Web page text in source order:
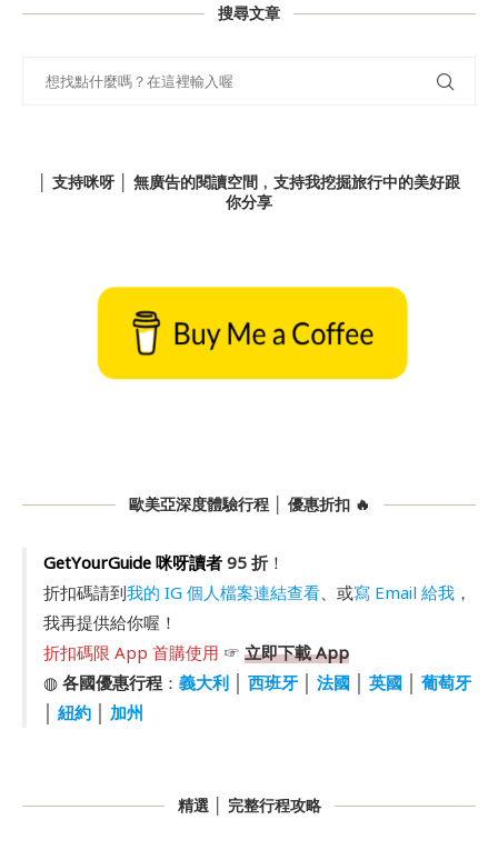
搜尋文章
│ 支持咪呀 │ 無廣告的閱讀空間﹐支持我挖掘旅行中的美好跟
你分享
歐美亞深度體驗行程 │ 優惠折扣 🔥
GetYourGuide 咪呀讀者95 折！
折扣碼請到我的 IG 個人檔案連結查看、或寫 Email 給我，
我再提供給你喔！
折扣碼限 App 首購使用 ☞ 立即下載 App
◍ 各國優惠行程： 義大利│ 西班牙│ 法國│ 英國│ 葡萄牙
紐約│ 加州
精選 │ 完整行程攻略